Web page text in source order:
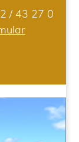
/ 43 27 0